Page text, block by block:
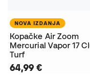
NOVA IZDANJA
Kopačke Air Zoom
Mercurial Vapor 17
Turf
64,99 €